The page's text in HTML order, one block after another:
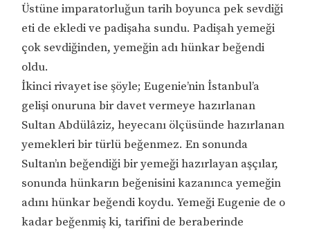
Üstüne imparatorluğun tarih boyunca pek sevdiği
eti de ekledi ve padişaha sundu. Padişah yemeği
çok sevdiğinden, yemeğin adı hünkar beğendi
oldu.
İkinci rivayet ise şöyle; Eugenie’nin İstanbul’a
gelişi onuruna bir davet vermeye hazırlanan
Sultan Abdülâziz, heyecanı ölçüsünde hazırlanan
yemekleri bir türlü beğenmez. En sonunda
Sultan’ın beğendiği bir yemeği hazırlayan aşçılar,
sonunda hünkarın beğenisini kazanınca yemeğin
adını hünkar beğendi koydu. Yemeği Eugenie de o
kadar beğenmiş ki, tarifini de beraberinde